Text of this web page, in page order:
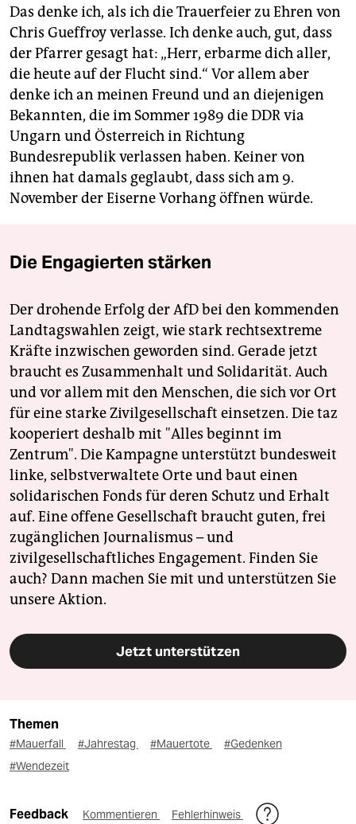
Das denke ich, als ich die Trauerfeier zu Ehren von
Chris Gueffroy verlasse. Ich denke auch, gut, dass
der Pfarrer gesagt hat: „Herr, erbarme dich aller,
die heute auf der Flucht sind.“ Vor allem aber
denke ich an meinen Freund und an diejenigen
Bekannten, die im Sommer 1989 die DDR via
Ungarn und Österreich in Richtung
Bundesrepublik verlassen haben. Keiner von
ihnen hat damals geglaubt, dass sich am 9.
November der Eiserne Vorhang öffnen würde.
Die Engagierten stärken
Der drohende Erfolg der AfD bei den kommenden
Landtagswahlen zeigt, wie stark rechtsextreme
Kräfte inzwischen geworden sind. Gerade jetzt
braucht es Zusammenhalt und Solidarität. Auch
und vor allem mit den Menschen, die sich vor Ort
für eine starke Zivilgesellschaft einsetzen. Die taz
kooperiert deshalb mit "Alles beginnt im
Zentrum". Die Kampagne unterstützt bundesweit
linke, selbstverwaltete Orte und baut einen
solidarischen Fonds für deren Schutz und Erhalt
auf. Eine offene Gesellschaft braucht guten, frei
zugänglichen Journalismus – und
zivilgesellschaftliches Engagement. Finden Sie
auch? Dann machen Sie mit und unterstützen Sie
unsere Aktion.
Jetzt unterstützen
Themen
#Mauerfall #Jahrestag #Mauertote
#Gedenken
#Wendezeit
Feedback Kommentieren Fehlerhinweis